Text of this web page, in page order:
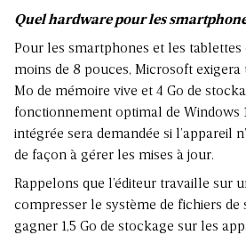
Quel hardware pour les
Pour les smartphones et les tablettes
moins de 8 pouces, Microsoft exigera
Mo de mémoire vive et 4 Go de
fonctionnement optimal de Windows
intégrée sera demandée si l’appareil
de façon à gérer les mises à jour.
Rappelons que l’éditeur travaille sur
compresser le système de fichiers de
gagner 1,5 Go de stockage sur les